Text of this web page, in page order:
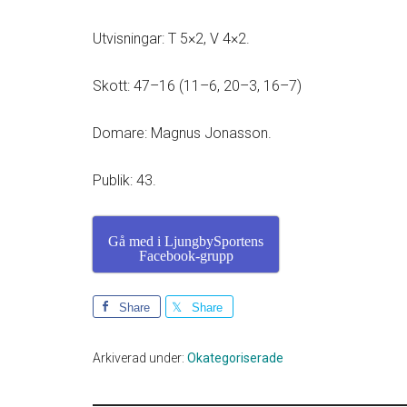
Utvisningar: T 5×2, V 4×2.
Skott: 47–16 (11–6, 20–3, 16–7)
Domare: Magnus Jonasson.
Publik: 43.
Gå med i LjungbySportens
Facebook-grupp
Share Share
Arkiverad under: Okategoriserade